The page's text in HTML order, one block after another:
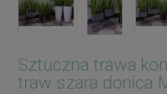
Sztuczna trawa
traw szara donica